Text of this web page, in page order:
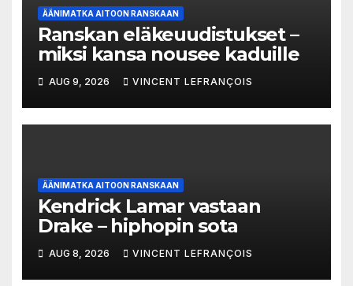
ÄÄNIMATKA AITOON RANSKAAN
Ranskan eläkeuudistukset –
miksi kansa nousee kaduille
AUG 9, 2026 VINCENT LEFRANÇOIS
ÄÄNIMATKA AITOON RANSKAAN
Kendrick Lamar vastaan
Drake – hiphopin sota
AUG 8, 2026 VINCENT LEFRANÇOIS